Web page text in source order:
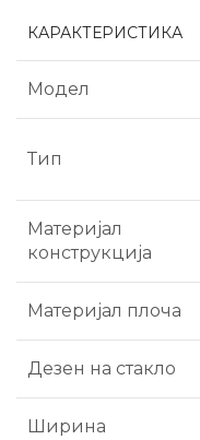
КАРАКТЕРИСТИКА
Модел
Тип
Материјал
конструкција
Материјал плоча
Дезен на стакло
Ширина